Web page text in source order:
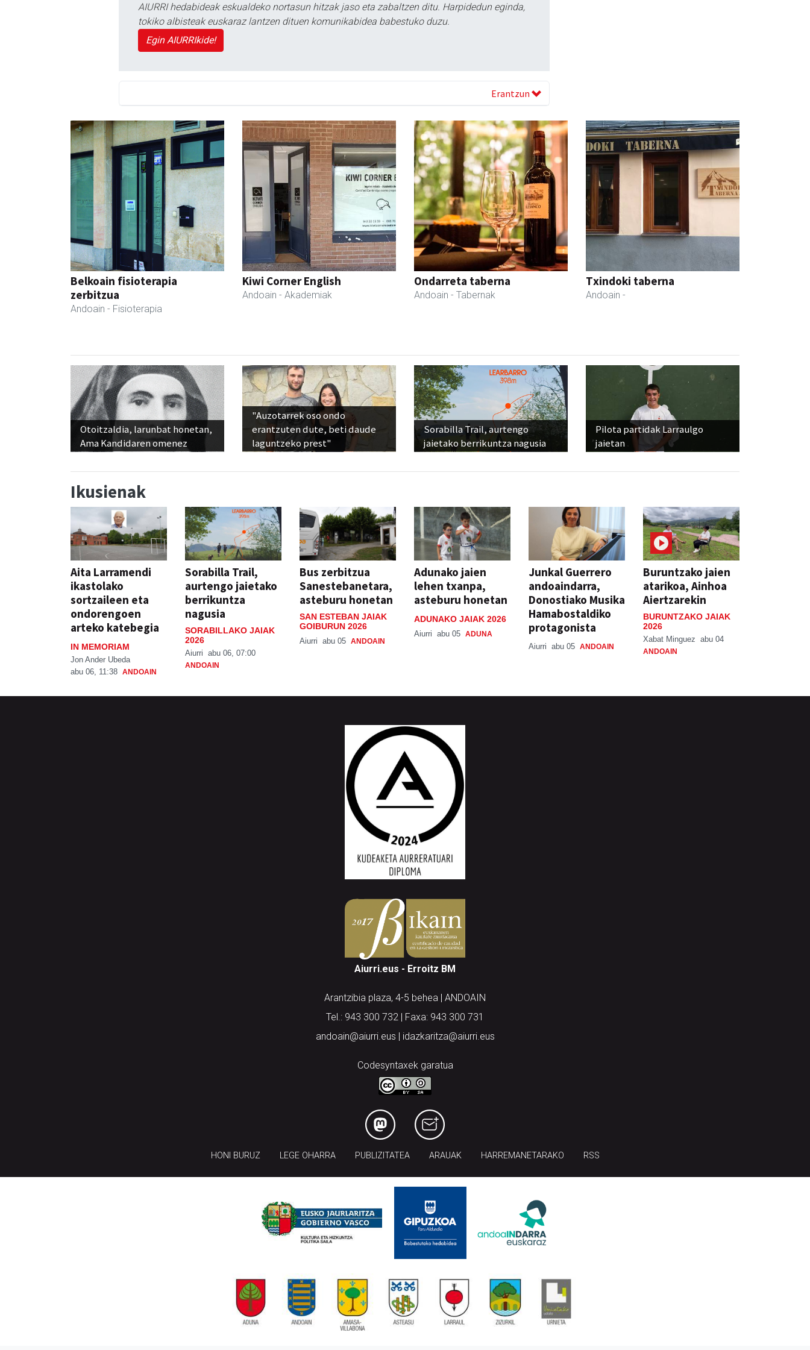
AIURRI hedabideak eskualdeko nortasun hitzak jaso eta zabaltzen ditu. Harpidedun eginda,
tokiko albisteak euskaraz lantzen dituen komunikabidea babestuko duzu.
Egin AIURRIkide!
Erantzun
Belkoain fisioterapia
zerbitzua
Andoain - Fisioterapia
Kiwi Corner English
Andoain - Akademiak
Ondarreta taberna
Andoain - Tabernak
Txindoki taberna
Andoain -
Otoitzaldia, larunbat honetan,
Ama Kandidaren omenez
"Auzotarrek oso ondo
erantzuten dute, beti daude
laguntzeko prest"
Sorabilla Trail, aurtengo
jaietako berrikuntza nagusia
Pilota partidak Larraulgo
jaietan
Ikusienak
Aita Larramendi
ikastolako
sortzaileen eta
ondorengoen
arteko katebegia
IN MEMORIAM
Jon Ander Ubeda
abu 06, 11:38 ANDOAIN
Sorabilla Trail,
aurtengo jaietako
berrikuntza
nagusia
SORABILLAKO JAIAK
2026
Aiurri abu 06, 07:00
ANDOAIN
Bus zerbitzua
Sanestebanetara,
asteburu honetan
SAN ESTEBAN JAIAK
GOIBURUN 2026
Aiurri abu 05 ANDOAIN
Adunako jaien
lehen txanpa,
asteburu honetan
ADUNAKO JAIAK 2026
Aiurri abu 05 ADUNA
Junkal Guerrero
andoaindarra,
Donostiako Musika
Hamabostaldiko
protagonista
Aiurri abu 05 ANDOAIN
Buruntzako jaien
atarikoa, Ainhoa
Aiertzarekin
BURUNTZAKO JAIAK
2026
Xabat Minguez abu 04
ANDOAIN
Aiurri.eus - Erroitz BM
Arantzibia plaza, 4-5 behea | ANDOAIN
Tel.: 943 300 732 | Faxa: 943 300 731
andoain@aiurri.eus | idazkaritza@aiurri.eus
Codesyntaxek garatua
HONI BURUZ LEGE OHARRA PUBLIZITATEA ARAUAK HARREMANETARAKO RSS